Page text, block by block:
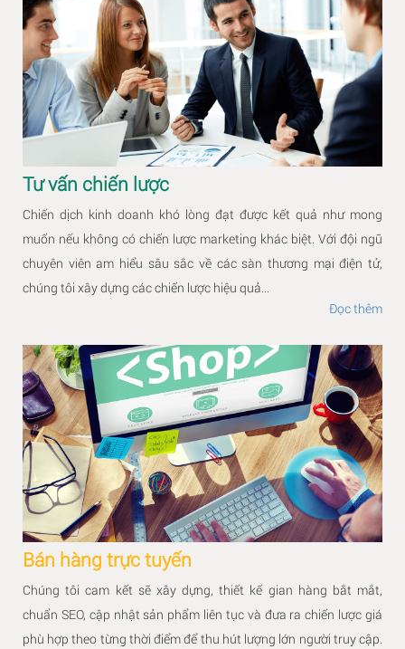
Tư vấn chiến lược
Chiến dịch kinh doanh khó lòng đạt được kết quả như mong
muốn nếu không có chiến lược marketing khác biệt. Với đội ngũ
chuyên viên am hiểu sâu sắc về các sàn thương mại điện tử,
chúng tôi xây dựng các chiến lược hiệu quả...
Đọc thêm
Bán hàng trực tuyến
Chúng tôi cam kết sẽ xây dựng, thiết kế gian hàng bắt mắt,
chuẩn SEO, cập nhật sản phẩm liên tục và đưa ra chiến lược giá
phù hợp theo từng thời điểm để thu hút lượng lớn người truy cập.